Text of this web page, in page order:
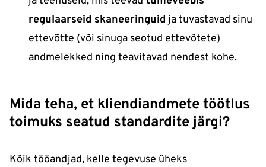
regulaarseid skaneeringuid ja tuvastavad sinu
ettevõtte (või sinuga seotud ettevõtete)
andmelekked ning teavitavad nendest kohe.
Mida teha, et kliendiandmete töötlus
toimuks seatud standardite järgi?
Kõik tööandjad, kelle tegevuse üheks